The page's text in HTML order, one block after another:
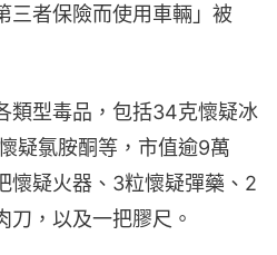
三者保險而使用車輛」被
類型毒品，包括34克懷疑冰
疑氯胺酮等，市值逾9萬
懷疑火器、3粒懷疑彈藥、2
刀，以及一把膠尺。